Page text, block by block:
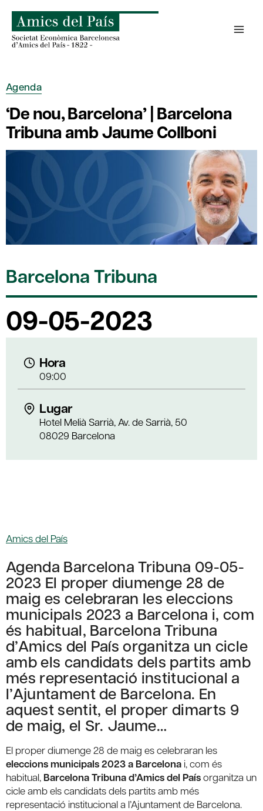
content
Agenda
‘De nou, Barcelona’ | Barcelona
Tribuna amb Jaume Collboni
Barcelona Tribuna
09-05-2023
Hora
09:00
Lugar
Hotel Melià Sarrià, Av. de Sarrià, 50
08029 Barcelona
Amics del País
Agenda Barcelona Tribuna 09-05-
2023 El proper diumenge 28 de
maig es celebraran les eleccions
municipals 2023 a Barcelona i, com
és habitual, Barcelona Tribuna
d’Amics del País organitza un cicle
amb els candidats dels partits amb
més representació institucional a
l’Ajuntament de Barcelona. En
aquest sentit, el proper dimarts 9
de maig, el Sr. Jaume…
El proper diumenge 28 de maig es celebraran les
eleccions municipals 2023 a Barcelona i, com és
habitual, Barcelona Tribuna d’Amics del Paísorganitza un
cicle amb els candidats dels partits amb més
representació institucional a l’Ajuntament de Barcelona.